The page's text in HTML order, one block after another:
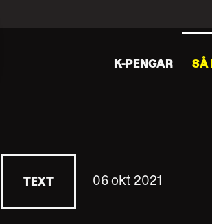
K-PENGAR SÅ
TEXT 06 okt 2021